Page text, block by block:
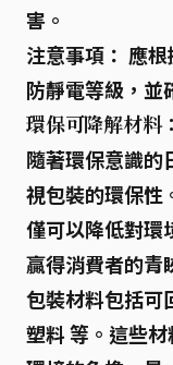
害。
注意事項： 應
防靜電等級，並
環保可降解材料
隨著環保意識的
視包裝的環保性
僅可以降低對環
贏得消費者的青
包裝材料包括可
塑料等。這些